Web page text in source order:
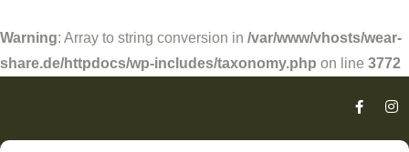
Warning: Array to string conversion in /var/www/vhosts/wear-
share.de/httpdocs/wp-includes/taxonomy.php on line 3772